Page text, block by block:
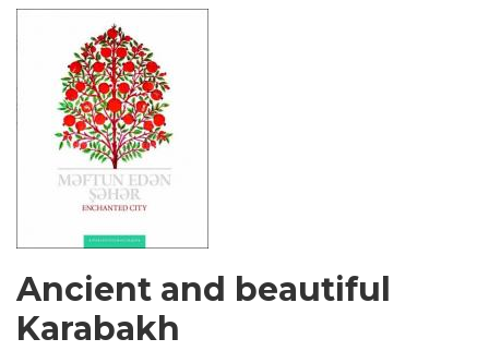
Ancient and beautiful
Karabakh